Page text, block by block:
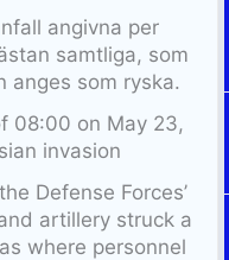
angivna per
samtliga, som
anges som ryska.
08:00 on May 23,
invasion
Defense Forces’
artillery struck a
where personnel